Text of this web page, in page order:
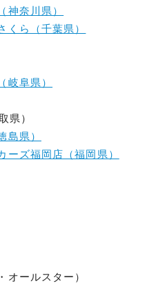
神奈川県）
ら（千葉県）
岐阜県）
県）
島県）
ーズ福岡店（福岡県）
オールスター）